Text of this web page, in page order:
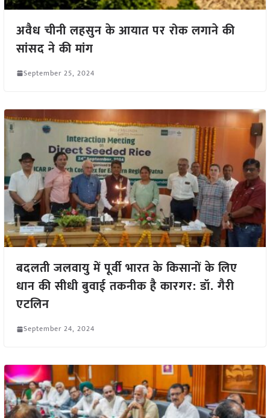
अवैध चीनी लहसुन के आयात पर रोक लगाने की
सांसद ने की मांग
September 25, 2024
बदलती जलवायु में पूर्वी भारत के किसानों के लिए
धान की सीधी बुवाई तकनीक है कारगर: डॉ. गैरी
एटलिन
September 24, 2024